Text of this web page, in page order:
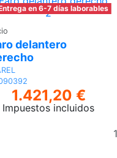
Añadir
al
carrito
en 6-7 días laborables
delantero
1.421,20 €
Impuestos incluidos